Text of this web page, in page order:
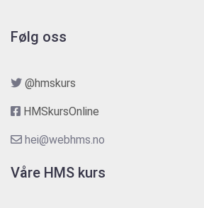
Følg oss
@hmskurs
HMSkursOnline
hei@webhms.no
Våre HMS kurs